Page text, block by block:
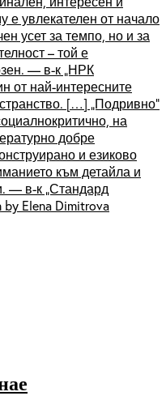
увлекателен от начало
усет за темпо, но и за
– той е
— в-к „НРК
от най-интересните
[…] „Подривно”
на
добре
и езиково
към детайла и
— в-к „Стандард
by Elena Dimitrova